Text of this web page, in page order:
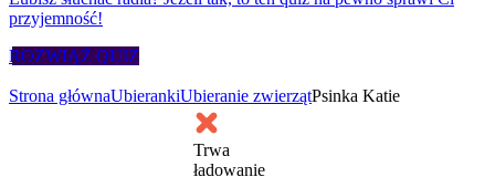
przyjemność!
ROZWIĄŻ QUIZ
Strona głównaUbierankiUbieranie zwierzątPsinka Katie
Trwa
ładowanie